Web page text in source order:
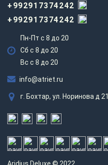
+992917374242
+992917374242
Пн-Пт с 8 до 20
Сб с 8 до 20
Вс c 8 до 20
info@atriet.ru
г. Бохтар, ул. Норинова д 21